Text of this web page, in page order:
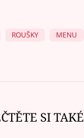
ROUŠKY MENU
SI TAKÉ